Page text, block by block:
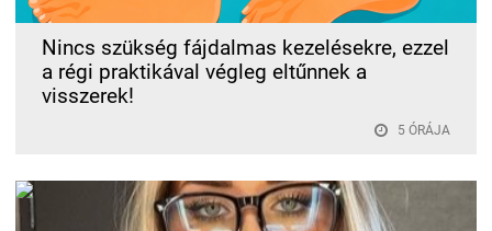
Nincs szükség fájdalmas kezelésekre, ezzel
a régi praktikával végleg eltűnnek a
visszerek!
5 ÓRÁJA